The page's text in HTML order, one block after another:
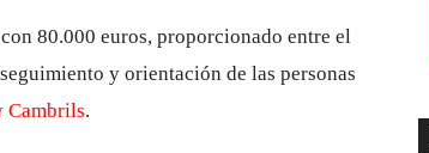
80.000 euros, proporcionado entre el
y orientación de las personas
Cambrils.